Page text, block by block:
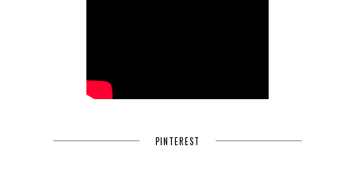
PINTEREST